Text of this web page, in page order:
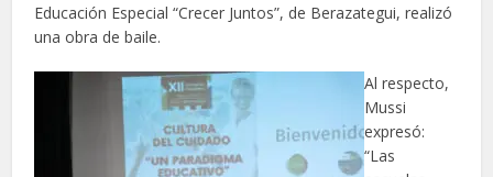
Educación Especial “Crecer Juntos”, de Berazategui, realizó
una obra de baile.
Al respecto,
Mussi
expresó:
“Las